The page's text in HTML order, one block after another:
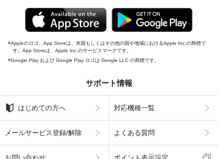
Appleのロゴ、App Storeは、米国もしくはその他の国や地域におけるApple Inc.の商標で
す。App Storeは、Apple Inc.のサービスマークです。
Google Play および Google Play ロゴは Google LLC の商標です。
サポート情報
はじめての方へ 対応機種一覧
メールサービス登録/解除 よくある質問